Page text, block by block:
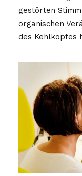
gestörten
organischen
des Kehlkopfes